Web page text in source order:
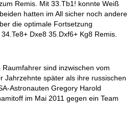
Remis. Mit 33.Tb1! konnte Weiß
hatten im All sicher noch andere
die optimale Fortsetzung
Dxe8 35.Dxf6+ Kg8 Remis.
sind inzwischen vom
Jahrzehnte später als ihre russischen
Astronauten Gregory Harold
im Mai 2011 gegen ein Team